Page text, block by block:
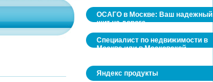
ОСАГО в Москве: Ваш надежный
щит на дороге
Специалист по недвижимости в
Москве или в Московской
Яндекс продукты